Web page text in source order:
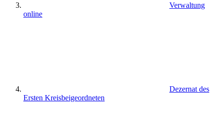
Verwaltung
online
Dezernat des
Ersten Kreisbeigeordneten